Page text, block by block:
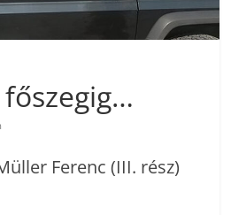
Ferenc (III. rész)